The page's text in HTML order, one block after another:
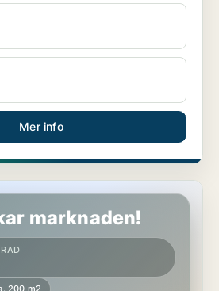
Mer info
marknaden!
200 m2